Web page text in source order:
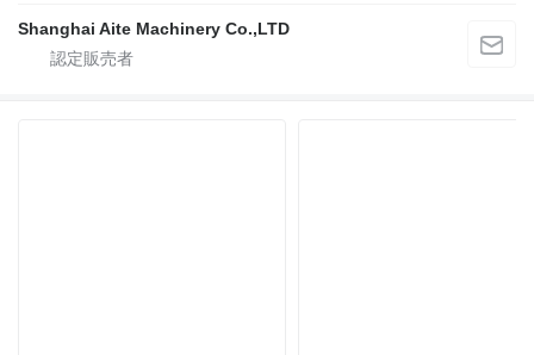
Shanghai Aite Machinery Co.,LTD